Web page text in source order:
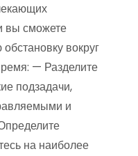
вы сможете
вокруг
— Разделите
подзадачи,
и
на наиболее